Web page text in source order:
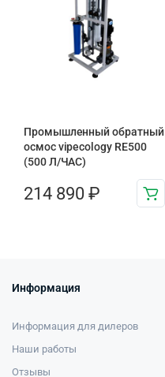
Промышленный обратный
осмос vipecology RE500
(500 Л/ЧАС)
214 890 ₽
Информация
Информация для дилеров
Наши работы
Отзывы